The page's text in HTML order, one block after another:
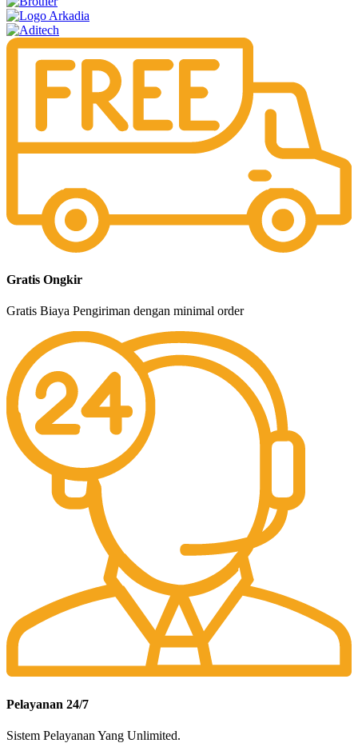
Gratis Ongkir
Gratis Biaya Pengiriman dengan minimal order
Pelayanan 24/7
Sistem Pelayanan Yang Unlimited.